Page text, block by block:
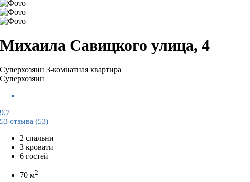
Михаила Савицкого улица, 4
Суперхозяин 3-комнатная квартира
Суперхозяин
9,7
53 отзыва (53)
2 спальни
3 кровати
6 гостей
70 м2